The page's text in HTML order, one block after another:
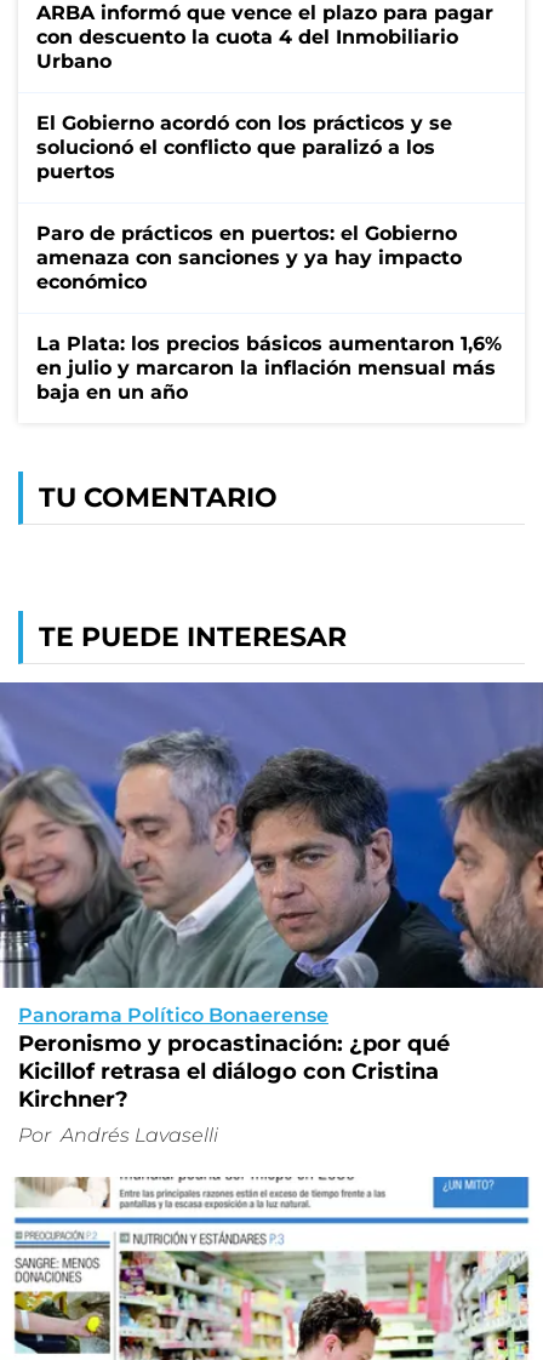
ARBA informó que vence el plazo para pagar
con descuento la cuota 4 del Inmobiliario
Urbano
El Gobierno acordó con los prácticos y se
solucionó el conflicto que paralizó a los
puertos
Paro de prácticos en puertos: el Gobierno
amenaza con sanciones y ya hay impacto
económico
La Plata: los precios básicos aumentaron 1,6%
en julio y marcaron la inflación mensual más
baja en un año
TU COMENTARIO
TE PUEDE INTERESAR
Panorama Político Bonaerense
Peronismo y procastinación: ¿por qué
Kicillof retrasa el diálogo con Cristina
Kirchner?
Por Andrés Lavaselli